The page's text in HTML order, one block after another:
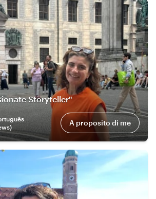
Storyteller"
s) A proposito di me